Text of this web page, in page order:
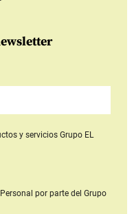
y serviciosGrupo EL
por parte del Grupo